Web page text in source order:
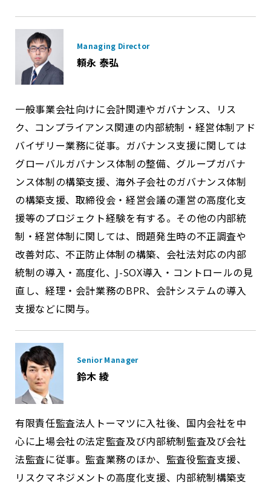
Managing Director
頼永 泰弘
一般事業会社向けに会計関連やガバナンス、リス
ク、コンプライアンス関連の内部統制・経営体制アド
バイザリー業務に従事。ガバナンス支援に関しては
グローバルガバナンス体制の整備、グループガバナ
ンス体制の構築支援、海外子会社のガバナンス体制
の構築支援、取締役会・経営会議の運営の高度化支
援等のプロジェクト経験を有する。その他の内部統
制・経営体制に関しては、問題発生時の不正調査や
改善対応、不正防止体制の構築、会社法対応の内部
統制の導入・高度化、J-SOX導入・コントロールの見
直し、経理・会計業務のBPR、会計システムの導入
支援などに関与。
Senior Manager
鈴木 綾
有限責任監査法人トーマツに入社後、国内会社を中
心に上場会社の法定監査及び内部統制監査及び会社
法監査に従事。監査業務のほか、監査役監査支援、
リスクマネジメントの高度化支援、内部統制構築支